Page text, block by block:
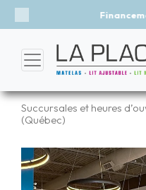
Événement -
Previous
Succursales et heures
(Québec)